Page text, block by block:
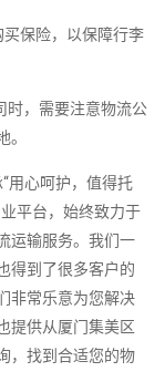
保险，以保障行李
时，需要注意物流公
心呵护，值得托
平台，始终致力于
运输服务。我们一
得到了很多客户的
非常乐意为您解决
提供从厦门集美区
，找到合适您的物